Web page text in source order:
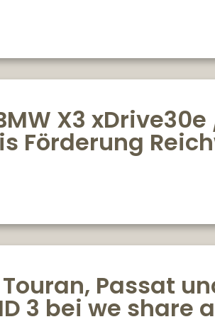
X3
Förderung
Passat
3 bei we share